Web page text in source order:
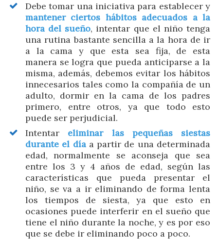
Debe tomar una iniciativa para establecer y
mantener ciertos hábitos adecuados a la
hora del sueño, intentar que el niño tenga
una rutina bastante sencilla a la hora de ir
a la cama y que esta sea fija, de esta
manera se logra que pueda anticiparse a la
misma, además, debemos evitar los hábitos
innecesarios tales como la compañía de un
adulto, dormir en la cama de los padres
primero, entre otros, ya que todo esto
puede ser perjudicial.
Intentar eliminar las pequeñas siestas
durante el díaa partir de una determinada
edad, normalmente se aconseja que sea
entre los 3 y 4 años de edad, según las
características que pueda presentar el
niño, se va a ir eliminando de forma lenta
los tiempos de siesta, ya que esto en
ocasiones puede interferir en el sueño que
tiene el niño durante la noche, y es por eso
que se debe ir eliminando poco a poco.